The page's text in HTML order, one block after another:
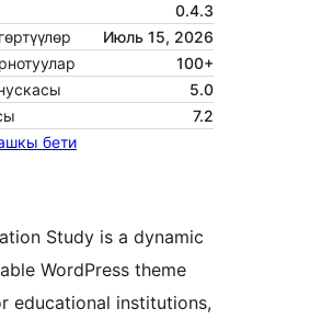
0.4.3
Июль 15, 2026
100+
5.0
7.2
бети
Study is a dynamic
WordPress theme
educational institutions,